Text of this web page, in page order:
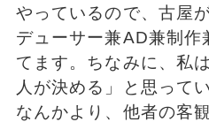
やっているので、古屋
デューサー兼AD兼制
てます。ちなみに、私
人が決める」と思って
なんかより、他者の客